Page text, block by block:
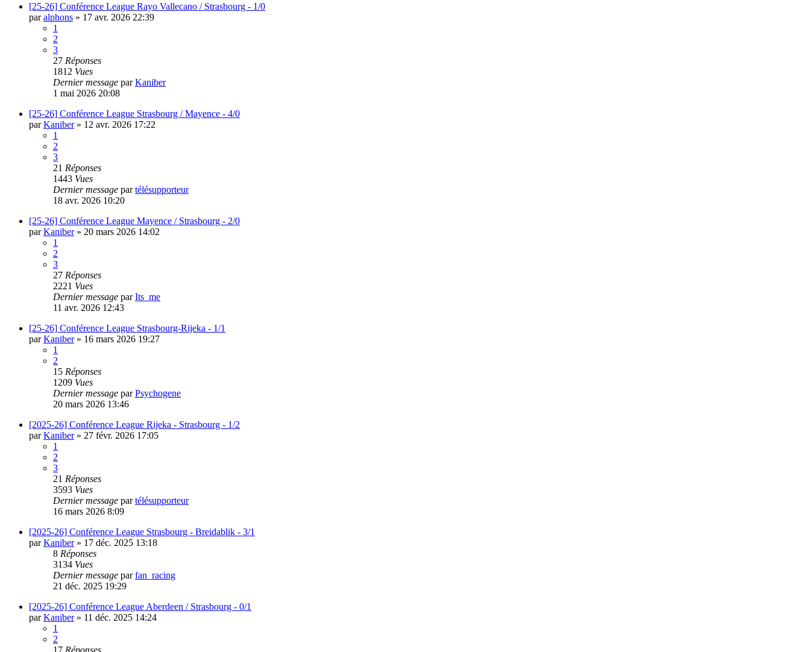
[25-26] Conférence League Rayo Vallecano / Strasbourg - 1/0
paralphons » 17 avr. 2026 22:39
1
2
3
27 Réponses
1812 Vues
Dernier message parKaniber
1 mai 2026 20:08
[25-26] Conférence League Strasbourg / Mayence - 4/0
parKaniber» 12 avr. 2026 17:22
1
2
3
21 Réponses
1443 Vues
Dernier message partélésupporteur
18 avr. 2026 10:20
[25-26] Conférence League Mayence / Strasbourg - 2/0
parKaniber» 20 mars 2026 14:02
1
2
3
27 Réponses
2221 Vues
Dernier message parIts_me
11 avr. 2026 12:43
[25-26] Conférence League Strasbourg-Rijeka - 1/1
parKaniber» 16 mars 2026 19:27
1
2
15 Réponses
1209 Vues
Dernier message parPsychogene
20 mars 2026 13:46
[2025-26] Conférence League Rijeka - Strasbourg - 1/2
parKaniber» 27 févr. 2026 17:05
1
2
3
21 Réponses
3593 Vues
Dernier message partélésupporteur
16 mars 2026 8:09
[2025-26] Conférence League Strasbourg - Breidablik - 3/1
parKaniber» 17 déc. 2025 13:18
8 Réponses
3134 Vues
Dernier message parfan_racing
21 déc. 2025 19:29
[2025-26] Conférence League Aberdeen / Strasbourg - 0/1
parKaniber» 11 déc. 2025 14:24
1
2
17 Réponses